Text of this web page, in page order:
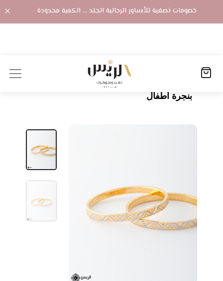
خصومات تصفية للأساور الرجالية الجلد ... الكمية محدودة
الصفحة الرئيسية
المنتجات
بنجرة أطفال